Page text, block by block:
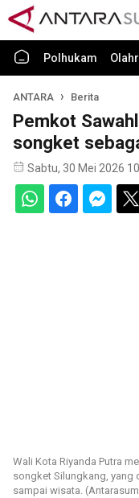
Polhukam
ANTARA Berita
Pemkot
songket
Sabtu, 30 Mei 2026
Wali Kota Riyanda Putra
songket Silungkang, yang
sampai wisata.